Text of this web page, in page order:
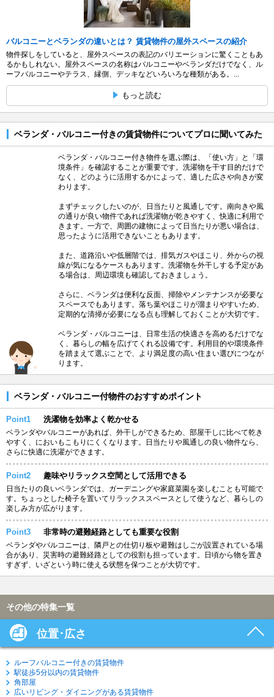
バルコニーとベランダの違いとは？ 賃貸物件の屋外スペースの紹介
物件探しをしていると、屋外スペースの表記のバリエーションに驚くこともあ
るかもしれない。屋外スペースの名称はバルコニーやベランダだけでなく、ル
ーフバルコニーやテラス、縁側、デッキなどいろいろな種類がある。...
もっと読む
ベランダ・バルコニー付きの賃貸物件についてプロに聞いてみた
ベランダ・バルコニー付き物件を選ぶ際は、「使い方」と「環
境条件」を確認することが重要です。洗濯物を干す目的だけで
なく、どのように活用するかによって、適した広さや向きが変
わります。
まずチェックしたいのが、日当たりと風通しです。南向きや風
の通りが良い物件であれば洗濯物が乾きやすく、快適に利用で
きます。一方で、周囲の建物によって日当たりが悪い場合は、
思ったように活用できないこともあります。
また、道路沿いや低層階では、排気ガスやほこり、外からの視
線が気になるケースもあります。洗濯物を外干しする予定があ
る場合は、周辺環境も確認しておきましょう。
さらに、ベランダは便利な反面、掃除やメンテナンスが必要な
スペースでもあります。落ち葉やほこりが溜まりやすいため、
定期的な清掃が必要になる点も理解しておくことが大切です。
ベランダ・バルコニーは、日常生活の快適さを高めるだけでな
く、暮らしの幅を広げてくれる設備です。利用目的や環境条件
を踏まえて選ぶことで、より満足度の高い住まい選びにつなが
ります。
ベランダ・バルコニー付物件のおすすめポイント
Point1 洗濯物を効率よく乾かせる
ベランダやバルコニーがあれば、外干しができるため、部屋干しに比べて乾き
やすく、においもこもりにくくなります。日当たりや風通しの良い物件なら、
さらに快適に洗濯ができます。
Point2 趣味やリラックス空間として活用できる
日当たりの良いベランダでは、ガーデニングや家庭菜園を楽しむことも可能で
す。ちょっとした椅子を置いてリラックススペースとして使うなど、暮らしの
楽しみ方が広がります。
Point3 非常時の避難経路としても重要な役割
ベランダやバルコニーは、隣戸との仕切り板や避難はしごが設置されている場
合があり、災害時の避難経路としての役割も担っています。日頃から物を置き
すぎず、いざという時に使える状態を保つことが大切です。
その他の特集一覧
位置･広さ
ルーフバルコニー付きの賃貸物件
駅徒歩5分以内の賃貸物件
角部屋
広いリビング・ダイニングがある賃貸物件